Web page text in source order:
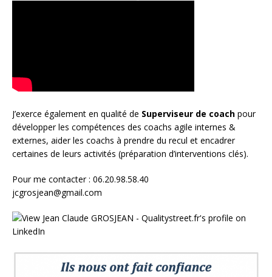
J’exerce également en qualité de Superviseur de coach pour
développer les compétences des coachs agile internes &
externes, aider les coachs à prendre du recul et encadrer
certaines de leurs activités (préparation d’interventions clés).
Pour me contacter : 06.20.98.58.40
jcgrosjean@gmail.com